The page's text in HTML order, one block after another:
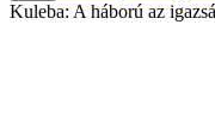
Kuleba: A háború az